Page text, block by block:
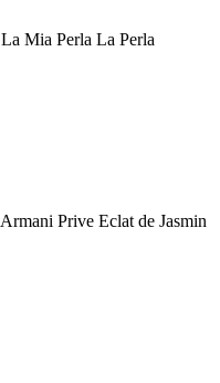
La Mia Perla La Perla
Armani Prive Eclat de Jasmin